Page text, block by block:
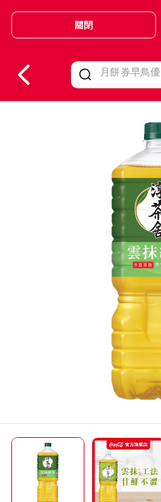
Valid Until 30 June 2026
關閉